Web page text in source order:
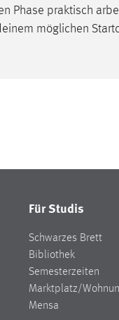
Phase praktisch
möglichen
Für Studis
Schwarzes Brett
Bibliothek
Semesterzeiten
Marktplatz/
Mensa